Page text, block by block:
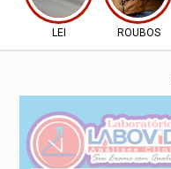
LEI ROUBOS